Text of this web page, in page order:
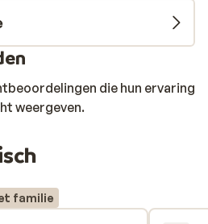
die hun ervaring
weergeven.
familie